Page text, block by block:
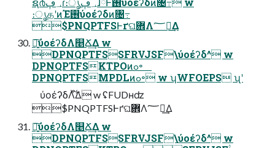
։ൃதʹͷΈ࢖͏ύοέʔδͷ৔߹
$PNQPTFSͰґଘؔ܎Λ؅ཧ͢Δ
৽͍͠ύοέʔδΛ௥Ճ͢Δ w
DPNQPTFSSFRVJSF\ύοέʔδ^ w
DPNQPTFSKTPOͷߋ৽
DPNQPTFSMPDLͷߋ৽ w ʮWFOEPS ʯʹ
ύοέʔδΛ࣋ͬͯ͘Δ w ʢFUDʜʣ
$PNQPTFSͰґଘؔ܎Λ؅ཧ͢Δ
৽͍͠ύοέʔδΛ௥Ճ͢Δ w
DPNQPTFSSFRVJSF\ύοέʔδ^ w